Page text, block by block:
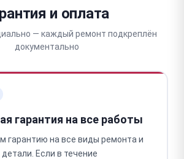
и оплата
— каждый ремонт подкреплён
документально
гарантия на все работы
гарантию на все виды ремонта и
Если в течение